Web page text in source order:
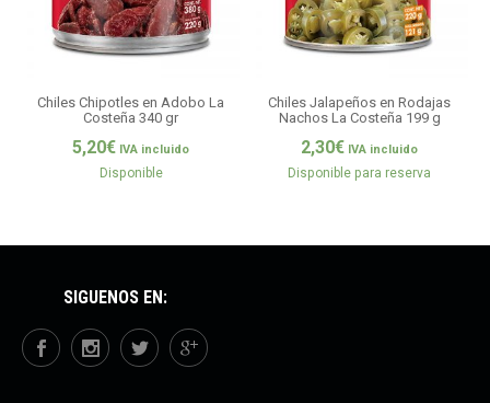
Chiles Chipotles en Adobo La
Costeña 340 gr
5,20€ IVA incluido
Disponible
Chiles Jalapeños en Rodajas
Nachos La Costeña 199 g
2,30€ IVA incluido
Disponible para reserva
SÍGUENOS EN: